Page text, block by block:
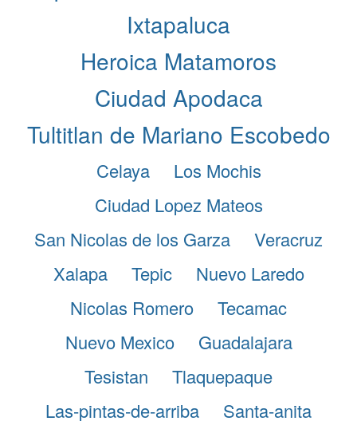
Ixtapaluca
Heroica Matamoros
Ciudad Apodaca
Tultitlan de Mariano Escobedo
Celaya
Los Mochis
Ciudad Lopez Mateos
San Nicolas de los Garza
Veracruz
Xalapa
Tepic
Nuevo Laredo
Nicolas Romero
Tecamac
Nuevo Mexico
Guadalajara
Tesistan
Tlaquepaque
Las-pintas-de-arriba
Santa-anita